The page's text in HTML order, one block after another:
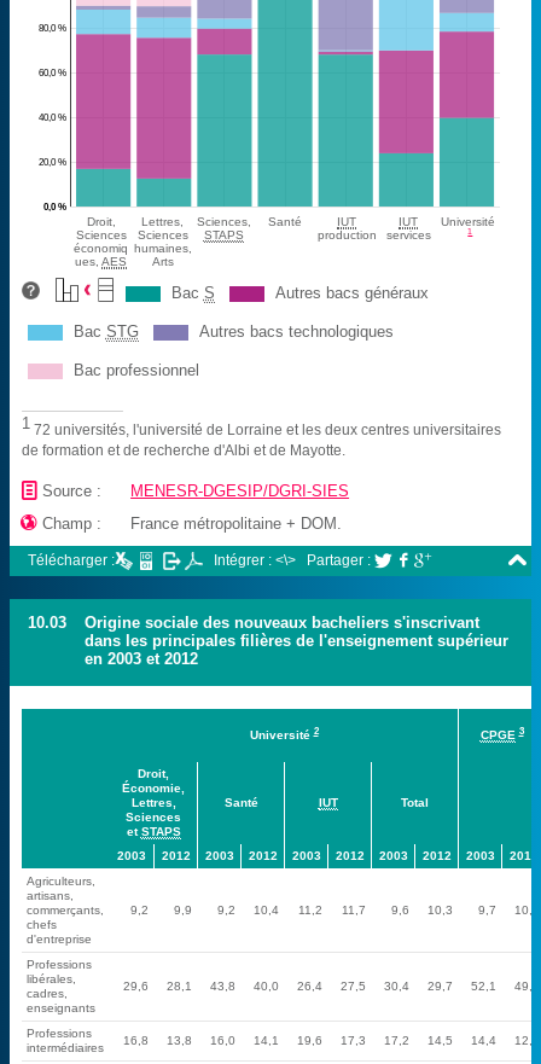
20,0 %
40,0 %
60,0 %
80,0 %
0,0 %
Droit,
Sciences
économiq
ues,AES
Lettres,
Sciences
humaines,
Arts
Sciences,
STAPS
Santé
IUT
production
IUT
services
Université
1
Bac S Autres bacs généraux
Bac STG Autres bacs technologiques
Bac professionnel
1 72 universités, l'université de Lorraine et les deux centres universitaires
de formation et de recherche d'Albi et de Mayotte.
📄 Source : MENESR-DGESIP/DGRI-SIES
 Champ : France métropolitaine + DOM.

Télécharger : Intégrer : <\> Partager :   
10.03
Origine sociale des nouveaux bacheliers s'inscrivant
dans les principales filières de l'enseignement supérieur
en 2003 et 2012
Université2 CPGE 3
Droit,
Économie,
Lettres,
Sciences
etSTAPS
Santé IUT Total
2003 2012 2003 2012 2003 2012 2003 2012 2003
2012
Agriculteurs,
artisans,
commerçants,
chefs
d'entreprise
9,2 9,9 9,2 10,4 11,2 11,7 9,6 10,3 9,7 10,4
Professions
libérales,
cadres,
enseignants
29,6 28,1 43,8 40,0 26,4 27,5 30,4 29,7 52,1 49,3
Professions
intermédiaires
16,8 13,8 16,0 14,1 19,6 17,3 17,2 14,5 14,4 12,2